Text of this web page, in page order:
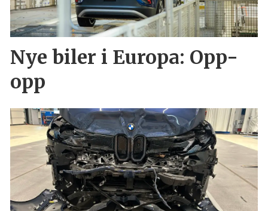
Nye biler i Europa: Opp-
opp